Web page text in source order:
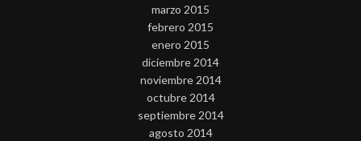
marzo 2015
febrero 2015
enero 2015
diciembre 2014
noviembre 2014
octubre 2014
septiembre 2014
agosto 2014